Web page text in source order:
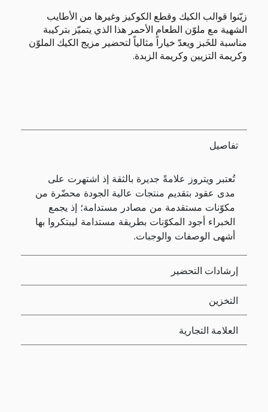
زيّنوا قوالب الكيك وقطع الكوكيز وغيرها من الأطايب
الشهية مع ملوّن الطعام الأحمر هذا الذي يتميّز بتركيبة
مناسبة للخَبز ويعدّ خياراً مثالياً لتحضير مزيج الكيك الملوّن
وكريمة التزيين وكريمة الزبدة.
تفاصيل
تُعتبر ويتروز علامةً جديرة بالثقة إذ اشتهرت على
مدى عقود بتقديم منتجات عالية الجودة محضّرة من
مكوّنات مستقدمة من مصادر مستدامة؛ إذ يجمع
الخبراء أجود المكوّنات بطريقة مستدامة ليبتكروا بها
أشهى الوصفات والوجبات.
إرشادات التحضير
التخزين
العلامة التجارية